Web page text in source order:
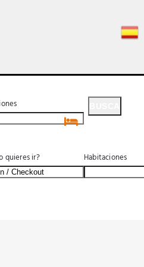
quieres ir? Habitaciones